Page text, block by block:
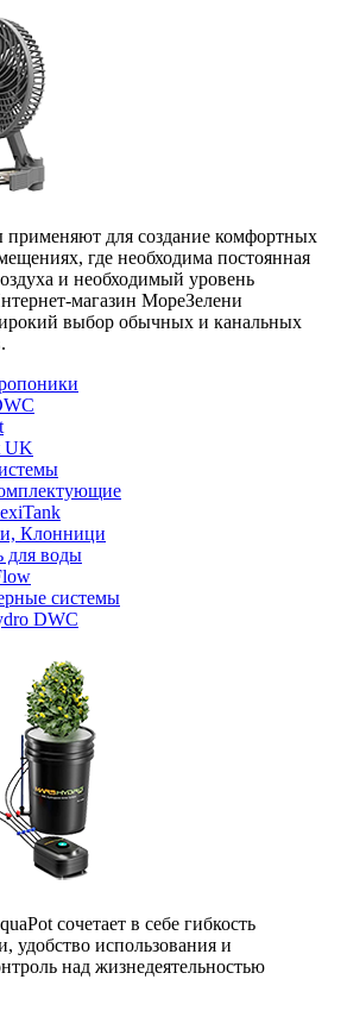
применяют для создание комфортных
где необходима постоянная
и необходимый уровень
магазин МореЗелени
выбор обычных и канальных
UK
Клонници
для воды
системы
DWC
сочетает в себе гибкость
удобство использования и
над жизнедеятельностью